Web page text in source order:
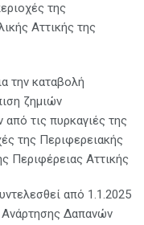
της
Αττικής της
την καταβολή
ζημιών
τις πυρκαγιές της
της Περιφερειακής
Περιφέρειας Αττικής
από 1.1.2025
Δαπανών